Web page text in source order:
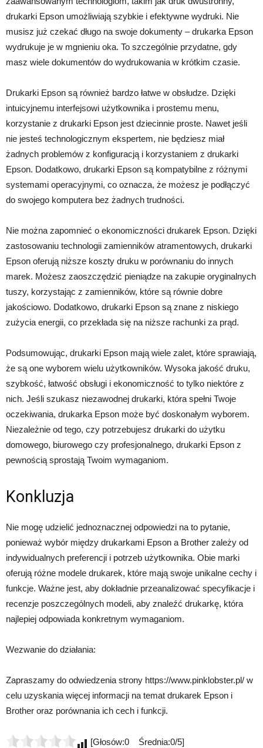
drukarki Epson umożliwiają szybkie i efektywne wydruki. Nie
musisz już czekać długo na swoje dokumenty – drukarka Epson
wydrukuje je w mgnieniu oka. To szczególnie przydatne, gdy
masz wiele dokumentów do wydrukowania w krótkim czasie.
Drukarki Epson są również bardzo łatwe w obsłudze. Dzięki
intuicyjnemu interfejsowi użytkownika i prostemu menu,
korzystanie z drukarki Epson jest dziecinnie proste. Nawet jeśli
nie jesteś technologicznym ekspertem, nie będziesz miał
żadnych problemów z konfiguracją i korzystaniem z drukarki
Epson. Dodatkowo, drukarki Epson są kompatybilne z różnymi
systemami operacyjnymi, co oznacza, że możesz je podłączyć
do swojego komputera bez żadnych trudności.
Nie można zapomnieć o ekonomiczności drukarek Epson. Dzięki
zastosowaniu technologii zamienników atramentowych, drukarki
Epson oferują niższe koszty druku w porównaniu do innych
marek. Możesz zaoszczędzić pieniądze na zakupie oryginalnych
tuszy, korzystając z zamienników, które są równie dobre
jakościowo. Dodatkowo, drukarki Epson są znane z niskiego
zużycia energii, co przekłada się na niższe rachunki za prąd.
Podsumowując, drukarki Epson mają wiele zalet, które sprawiają,
że są one wyborem wielu użytkowników. Wysoka jakość druku,
szybkość, łatwość obsługi i ekonomiczność to tylko niektóre z
nich. Jeśli szukasz niezawodnej drukarki, która spełni Twoje
oczekiwania, drukarka Epson może być doskonałym wyborem.
Niezależnie od tego, czy potrzebujesz drukarki do użytku
domowego, biurowego czy profesjonalnego, drukarki Epson z
pewnością sprostają Twoim wymaganiom.
Konkluzja
Nie mogę udzielić jednoznacznej odpowiedzi na to pytanie,
ponieważ wybór między drukarkami Epson a Brother zależy od
indywidualnych preferencji i potrzeb użytkownika. Obie marki
oferują różne modele drukarek, które mają swoje unikalne cechy i
funkcje. Ważne jest, aby dokładnie przeanalizować specyfikacje i
recenzje poszczególnych modeli, aby znaleźć drukarkę, która
najlepiej odpowiada konkretnym wymaganiom.
Wezwanie do działania:
Zapraszamy do odwiedzenia strony https://www.pinklobster.pl/ w
celu uzyskania więcej informacji na temat drukarek Epson i
Brother oraz porównania ich cech i funkcji.
[Głosów:0 Średnia:0/5]